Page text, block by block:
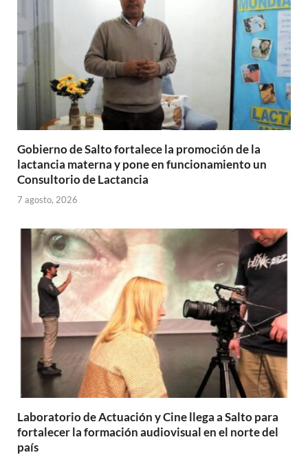
Gobierno de Salto fortalece la promoción de la
lactancia materna y pone en funcionamiento un
Consultorio de Lactancia
7 agosto, 2026
Laboratorio de Actuación y Cine llega a Salto para
fortalecer la formación audiovisual en el norte del
país